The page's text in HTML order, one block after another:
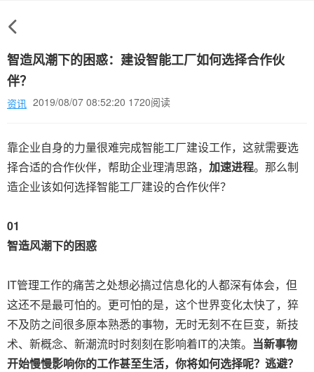
智造风潮下的困惑：建设智能工厂如何选择合作伙
伴？
资讯 2019/08/07 08:52:20 1720阅读
靠企业自身的力量很难完成智能工厂建设工作，这就需要选
择合适的合作伙伴，帮助企业理清思路， 加速进程。那么制
造企业该如何选择智能工厂建设的合作伙伴？
01
智造风潮下的困惑
IT管理工作的痛苦之处想必搞过信息化的人都深有体会，但
这还不是最可怕的。更可怕的是，这个世界变化太快了，猝
不及防之间很多原本熟悉的事物，无时无刻不在巨变，新技
术、新概念、新潮流时时刻刻在影响着IT的决策。 当新事物
开始慢慢影响你的工作甚至生活，你将如何选择呢？ 逃避？